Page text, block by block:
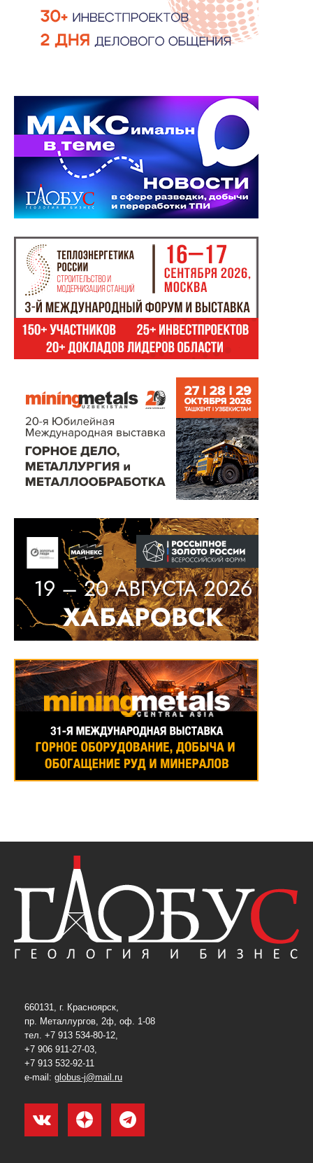
660131, г. Красноярск,
пр. Металлургов, 2ф, оф. 1-08
тел. +7 913 534-80-12,
+7 906 911-27-03,
+7 913 532-92-11
e-mail: globus-j@mail.ru